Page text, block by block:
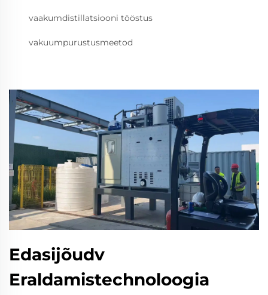
vaakumdistillatsiooni tööstus
vakuumpurustusmeetod
Edasijõudv
Eraldamistechnoloogia